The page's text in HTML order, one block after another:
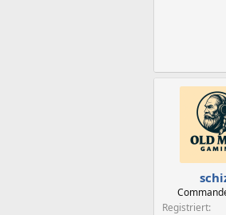
Registriert